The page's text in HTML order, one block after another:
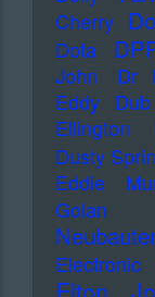
Cherry
Dota
John
Dr
Eddy
Ellington
Dusty
Eddie
Golan
Electronic